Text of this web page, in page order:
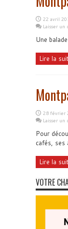
22 avril
Laisser un
Une
Lire la
28 février
Laisser un
Pour
cafés, ses
Lire la
VOTRE